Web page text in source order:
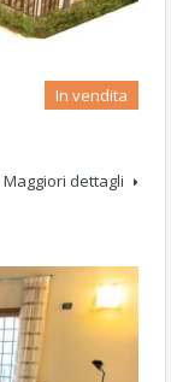
In vendita
Maggiori dettagli